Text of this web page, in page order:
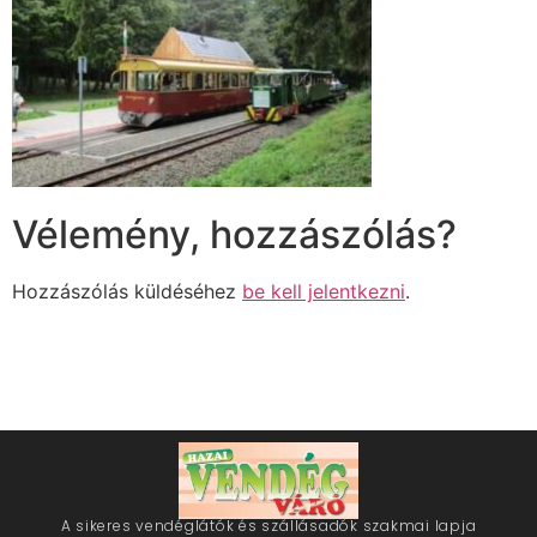
Vélemény, hozzászólás?
Hozzászólás küldéséhez be kell jelentkezni.
A sikeres vendéglátók és szállásadók szakmai lapja